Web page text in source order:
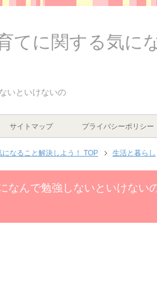
てに関する気に
いといけないの
サイトマップ プライバシーポリシー
なること解決しよう！ TOP 生活と暮らし
なんで勉強しないといけない